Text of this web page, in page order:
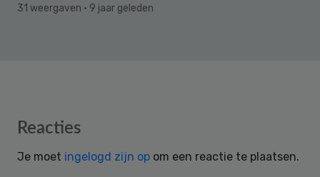
31 weergaven · 9 jaar geleden
Reader
Reacties
Je moet ingelogd zijn op om een reactie te plaatsen.